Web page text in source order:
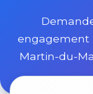
engagement
Martin-du-